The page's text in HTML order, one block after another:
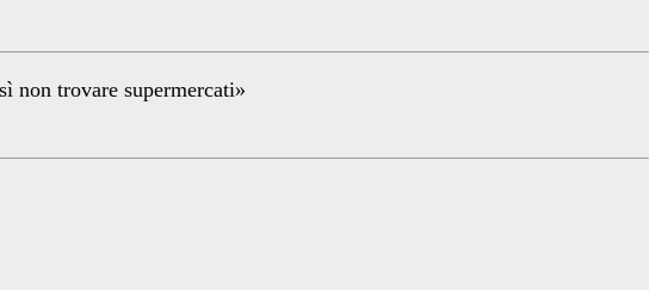
non trovare supermercati»